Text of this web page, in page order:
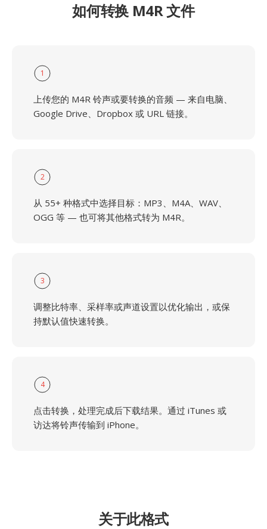
如何转换 M4R 文件
1
上传您的 M4R 铃声或要转换的音频 — 来自电脑、
Google Drive、Dropbox 或 URL 链接。
2
从 55+ 种格式中选择目标：MP3、M4A、WAV、
OGG 等 — 也可将其他格式转为 M4R。
3
调整比特率、采样率或声道设置以优化输出，或保
持默认值快速转换。
4
点击转换，处理完成后下载结果。通过 iTunes 或
访达将铃声传输到 iPhone。
关于此格式